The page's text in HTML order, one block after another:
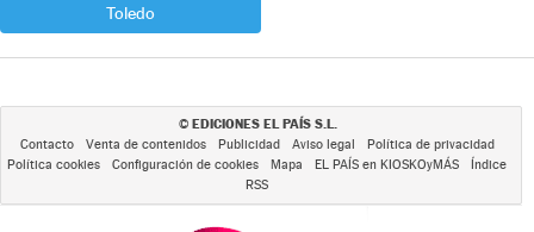
Toledo
© EDICIONES EL PAÍS S.L.
Contacto Venta de contenidos Publicidad Aviso legal
Política de privacidad
Política cookies
Configuración de cookies Mapa EL PAÍS en KIOSKOyMÁS
Índice
RSS